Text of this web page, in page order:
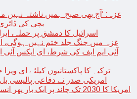
غزہ: ‘آج بھی صبح ہمیں ناشتہ نہیں
بچی کی
اسرائیل کا دمشق پر حملہ،
غزہ میں جنگ جلد ختم نہیں ہوگی،
آئی ایم ایف کی شرط، ای ایکس آئی
ترکیہ کا پاکستانیوں کیلئے ای
امریکی صدر نے دفاعی پالیسی
امریکا کا 2030 تک چاند پر ایک